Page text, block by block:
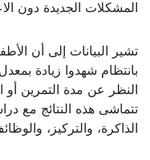
المشكلات الجديدة دون
تشير البيانات إلى أن
النظر عن مدة التمرين أو
تتماشى هذه النتائج مع
الذاكرة، والتركيز،